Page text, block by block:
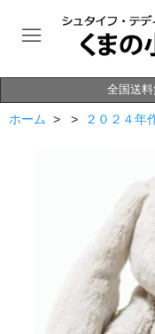
全国送
ホーム > > ２０２４年